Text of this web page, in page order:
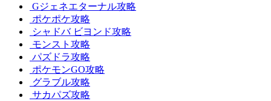
Gジェネエターナル攻略
ポケポケ攻略
シャドバ ビヨンド攻略
モンスト攻略
パズドラ攻略
ポケモンGO攻略
グラブル攻略
サカパズ攻略